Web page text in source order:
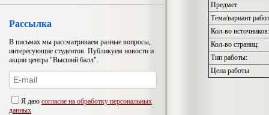
Рассылка
В письмах мы рассматриваем разные вопросы,
интересующие студентов. Публикуем новости и
акции центра "Высший балл".
Я даю согласие на обработку персональных
данных
Предмет
Тема/вариант
Кол-во источников:
Кол-во страниц:
Тип работы:
Цена работы